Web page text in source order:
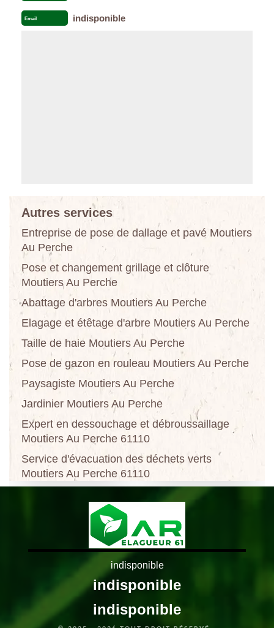
Email indisponible
Autres services
Entreprise de pose de dallage et pavé Moutiers
Au Perche
Pose et changement grillage et clôture
Moutiers Au Perche
Abattage d'arbres Moutiers Au Perche
Elagage et étêtage d'arbre Moutiers Au Perche
Taille de haie Moutiers Au Perche
Pose de gazon en rouleau Moutiers Au Perche
Paysagiste Moutiers Au Perche
Jardinier Moutiers Au Perche
Expert en dessouchage et débroussaillage
Moutiers Au Perche 61110
Service d'évacuation des déchets verts
Moutiers Au Perche 61110
indisponible
indisponible
indisponible